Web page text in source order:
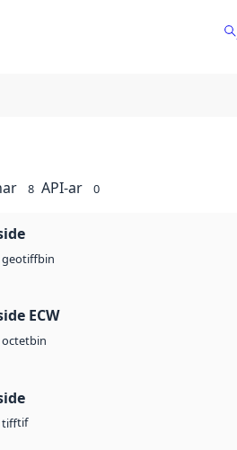
8 API-ar 0
geotiffbin
ECW
octetbin
tifftif